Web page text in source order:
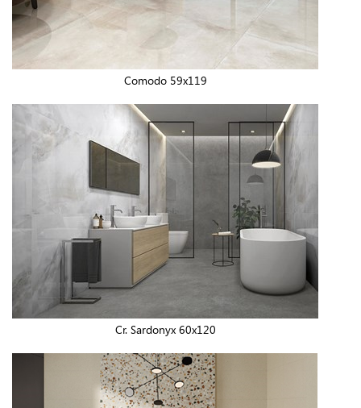
Comodo 59x119
Cr. Sardonyx 60x120